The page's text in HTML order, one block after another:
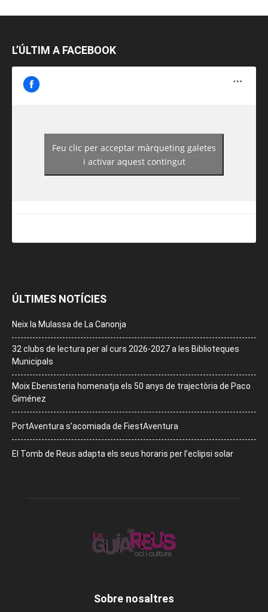
L’ÚLTIM A FACEBOOK
https://www.facebook.com/guiadereus/
Feu clic per acceptar màrqueting galetes
i activar aquest contingut
ÚLTIMES NOTÍCIES
Neix la Mulassa de La Canonja
32 clubs de lectura per al curs 2026-2027 a les Biblioteques
Municipals
Moix Ebenisteria homenatja els 50 anys de trajectòria de Paco
Giménez
PortAventura s’acomiada de FiestAventura
El Tomb de Reus adapta els seus horaris per l’eclipsi solar
Sobre nosaltres